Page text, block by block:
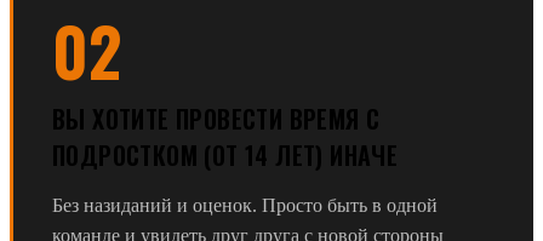
02
ВЫ ХОТИТЕ ПРОВЕСТИ ВРЕМЯ С
ПОДРОСТКОМ (ОТ 14 ЛЕТ) ИНАЧЕ
Без назиданий и оценок. Просто быть в одной
команде и увидеть друг друга с новой стороны